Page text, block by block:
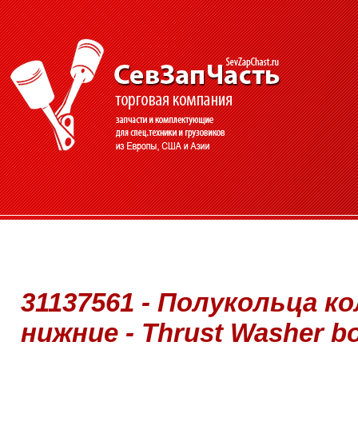
31137561 - Полукольца
нижние - Thrust Washer